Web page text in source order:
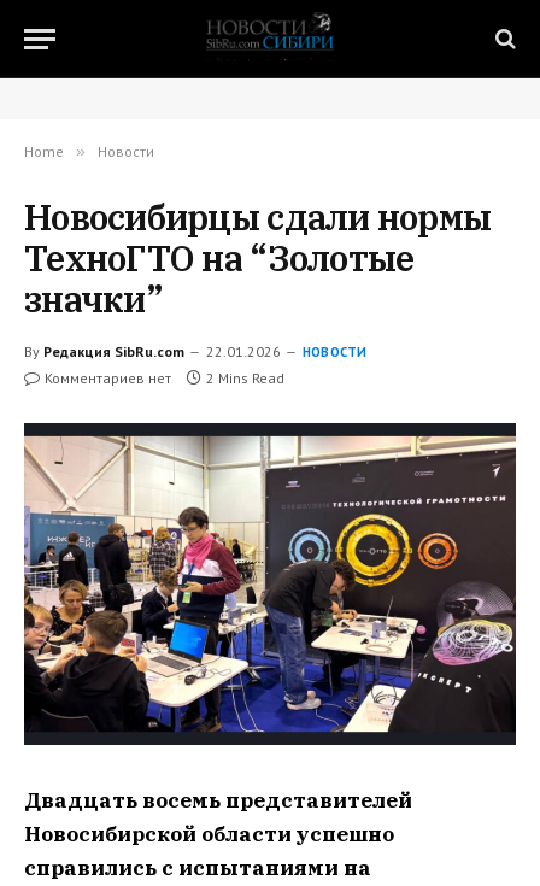
Home » Новости
Новосибирцы сдали нормы
ТехноГТО на “Золотые
значки”
By Редакция SibRu.com 22.01.2026 НОВОСТИ
Комментариев нет 2 Mins Read
Двадцать восемь представителей
Новосибирской области успешно
справились с испытаниями на